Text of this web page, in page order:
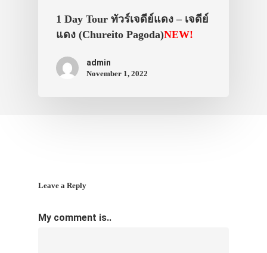
1 Day Tour ทัวร์เจดีย์แดง – เจดีย์
แดง (Chureito Pagoda)NEW!
admin
November 1, 2022
Leave a Reply
My comment is..